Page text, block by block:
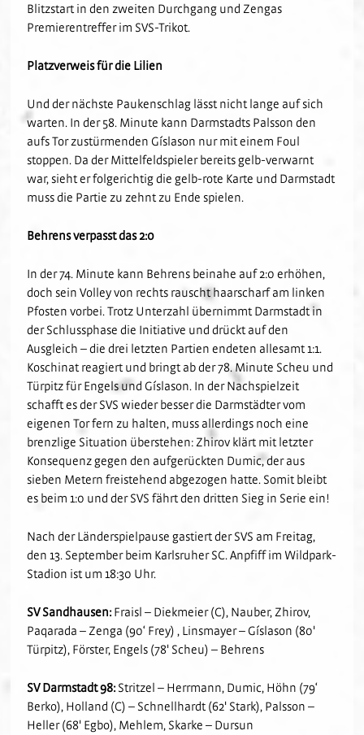
Blitzstart in den zweiten Durchgang und Zengas
Premierentreffer im SVS-Trikot.
Platzverweis für die Lilien
Und der nächste Paukenschlag lässt nicht lange auf sich
warten. In der 58. Minute kann Darmstadts Palsson den
aufs Tor zustürmenden Gíslason nur mit einem Foul
stoppen. Da der Mittelfeldspieler bereits gelb-verwarnt
war, sieht er folgerichtig die gelb-rote Karte und Darmstadt
muss die Partie zu zehnt zu Ende spielen.
Behrens verpasst das 2:0
In der 74. Minute kann Behrens beinahe auf 2:0 erhöhen,
doch sein Volley von rechts rauscht haarscharf am linken
Pfosten vorbei. Trotz Unterzahl übernimmt Darmstadt in
der Schlussphase die Initiative und drückt auf den
Ausgleich – die drei letzten Partien endeten allesamt 1:1.
Koschinat reagiert und bringt ab der 78. Minute Scheu und
Türpitz für Engels und Gíslason. In der Nachspielzeit
schafft es der SVS wieder besser die Darmstädter vom
eigenen Tor fern zu halten, muss allerdings noch eine
brenzlige Situation überstehen: Zhirov klärt mit letzter
Konsequenz gegen den aufgerückten Dumic, der aus
sieben Metern freistehend abgezogen hatte. Somit bleibt
es beim 1:0 und der SVS fährt den dritten Sieg in Serie ein!
Nach der Länderspielpause gastiert der SVS am Freitag,
den 13. September beim Karlsruher SC. Anpfiff im Wildpark-
Stadion ist um 18:30 Uhr.
SV Sandhausen: Fraisl – Diekmeier (C), Nauber, Zhirov,
Paqarada – Zenga (90‘ Frey) , Linsmayer – Gíslason (80'
Türpitz), Förster, Engels (78' Scheu) – Behrens
SV Darmstadt 98: Stritzel – Herrmann, Dumic, Höhn (79‘
Berko), Holland (C) – Schnellhardt (62' Stark), Palsson –
Heller (68' Egbo), Mehlem, Skarke – Dursun